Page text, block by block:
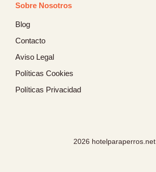
Sobre Nosotros
Blog
Contacto
Aviso Legal
Políticas Cookies
Políticas Privacidad
2026 hotelparaperros.net